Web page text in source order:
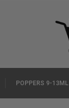
POPPERS 9-13ML